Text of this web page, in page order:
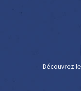
Découvrez